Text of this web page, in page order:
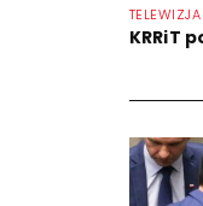
TELEWIZJA
KRRiT